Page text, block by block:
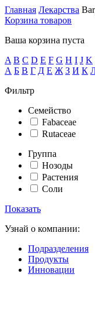
Главная Лекарства
Корзина товаров
Ваша корзина пуста
A B C D E F G H I J K
А Б В Г Д Е Ж З И К
Фильтр
Семейство
Fabaceae
Rutaceae
Группа
Нозоды
Растения
Соли
Показать
Узнай о компании:
Подразделения
Продукты
Инновации